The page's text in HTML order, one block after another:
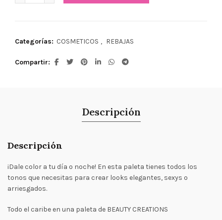
Categorías: COSMETICOS , REBAJAS
Compartir
Descripción
Descripción
¡Dale color a tu día o noche! En esta paleta tienes todos los
tonos que necesitas para crear looks elegantes, sexys o
arriesgados.
Todo el caribe en una paleta de BEAUTY CREATIONS